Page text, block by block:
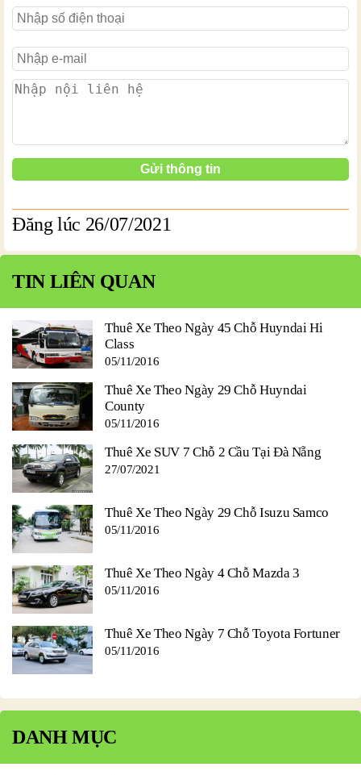
Đăng lúc 26/07/2021
TIN LIÊN QUAN
Thuê Xe Theo Ngày 45 Chỗ Huyndai Hi
Class
05/11/2016
Thuê Xe Theo Ngày 29 Chỗ Huyndai
County
05/11/2016
Thuê Xe SUV 7 Chỗ 2 Cầu Tại Đà Nẵng
27/07/2021
Thuê Xe Theo Ngày 29 Chỗ Isuzu Samco
05/11/2016
Thuê Xe Theo Ngày 4 Chỗ Mazda 3
05/11/2016
Thuê Xe Theo Ngày 7 Chỗ Toyota Fortuner
05/11/2016
DANH MỤC